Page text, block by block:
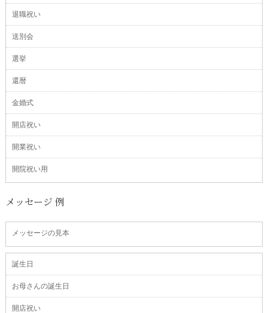
退職祝い
送別会
選挙
還暦
金婚式
開店祝い
開業祝い
開院祝い用
メッセージ 例
メッセージの見本
誕生日
お母さんの誕生日
開店祝い